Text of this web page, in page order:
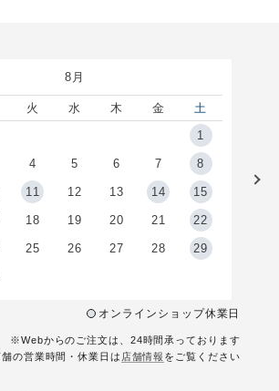
8月
火 水 木 金
土
1
4 5 6 7 8
11 12 13 14 15
18 19 20 21 22
25 26 27 28 29
オンラインショップ休業日
※Webからのご注文は、24時間承っております
の営業時間・休業日は 店舗情報 をご覧ください